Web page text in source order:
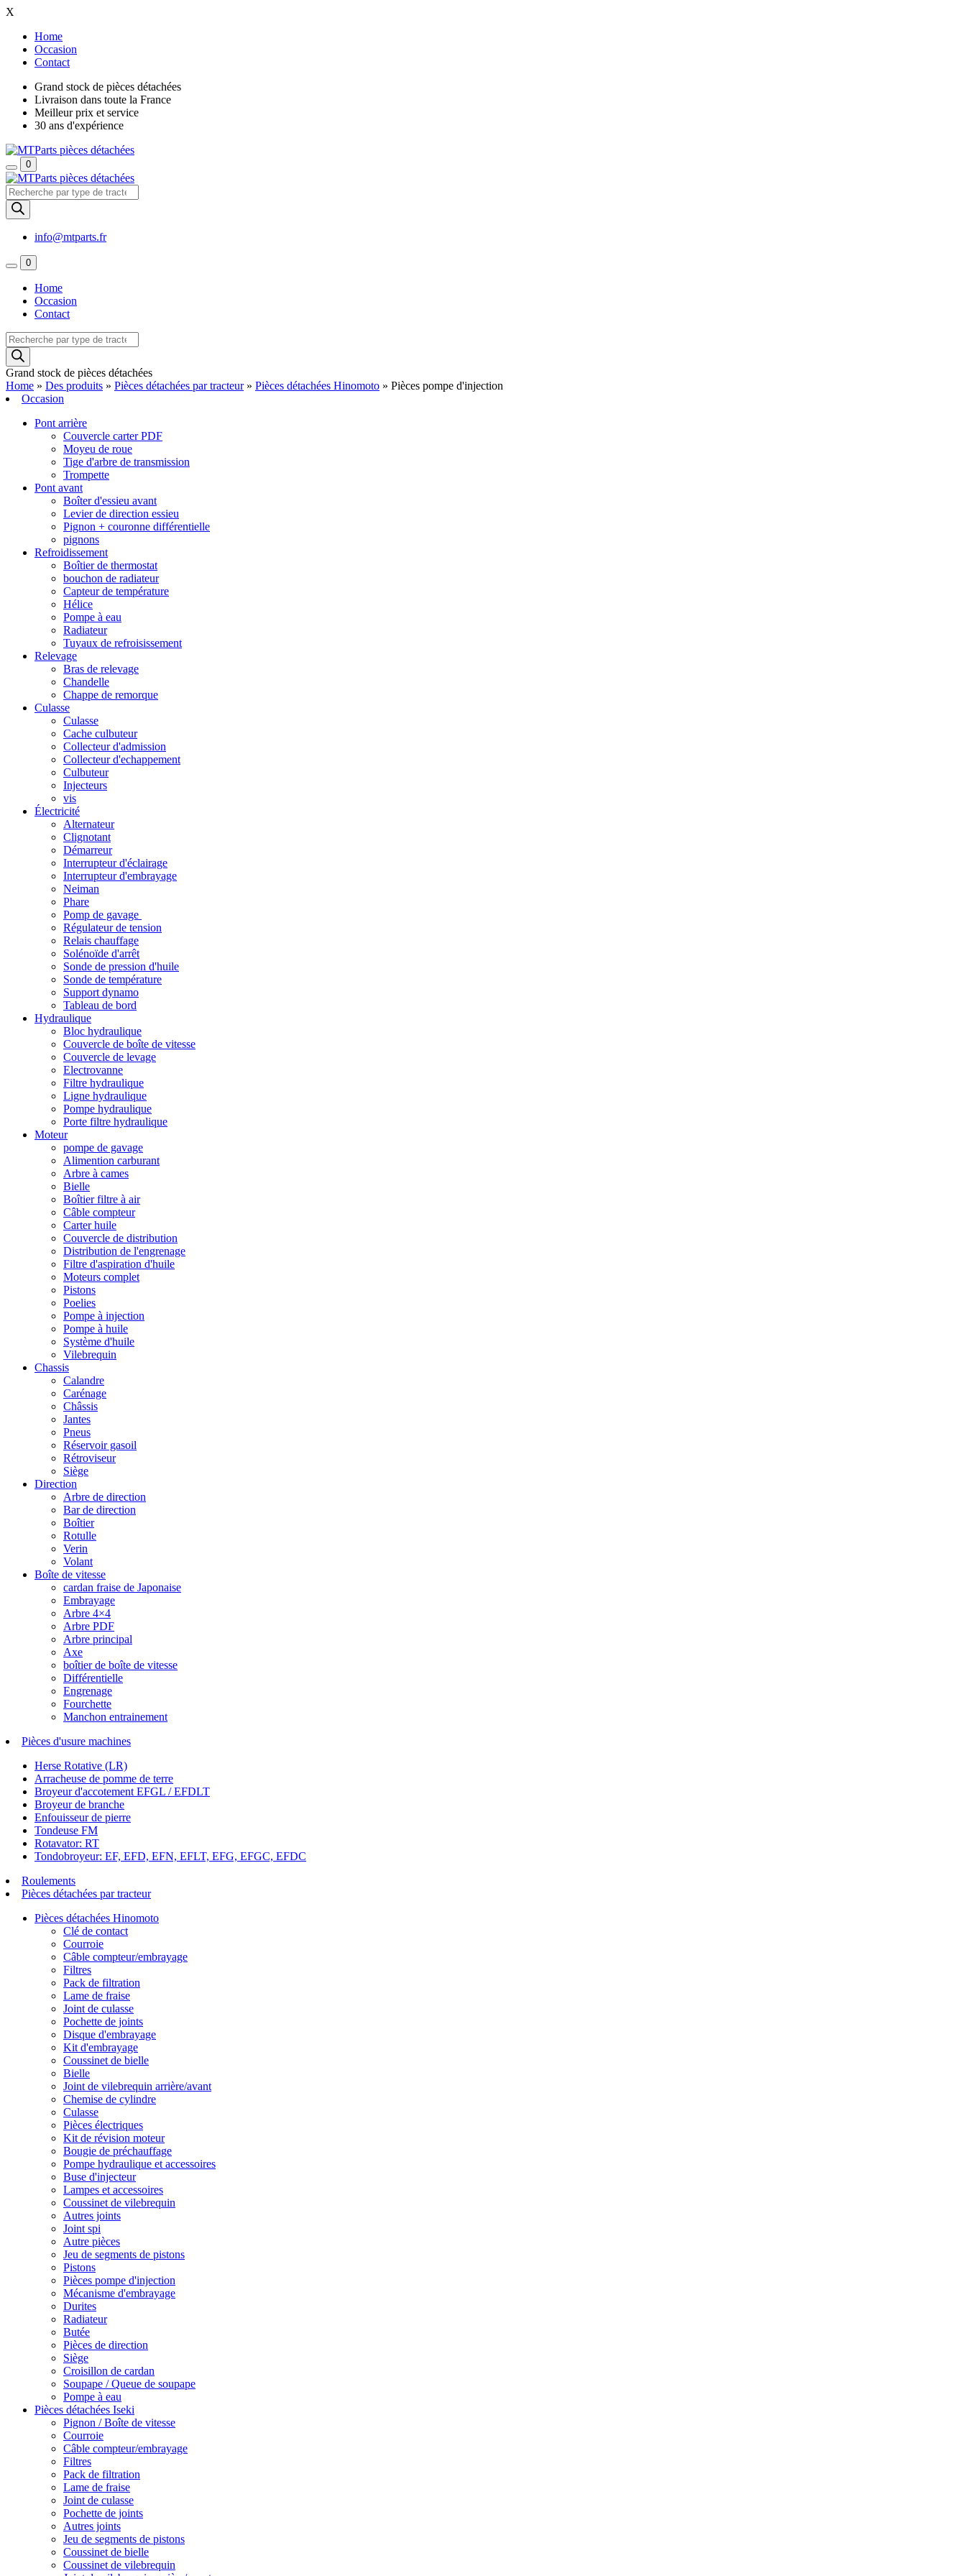
X
Home
Occasion
Contact
Grand stock de pièces détachées
Livraison dans toute la France
Meilleur prix et service
30 ans d'expérience
0
Recherche
de
produits
info@mtparts.fr
0
Home
Occasion
Contact
Recherche
de
produits
Grand stock de pièces détachées
Home » Des produits » Pièces détachées par tracteur» Pièces détachées Hinomoto » Pièces pompe d'injection
Occasion
Pont arrière
Couvercle carter PDF
Moyeu de roue
Tige d'arbre de transmission
Trompette
Pont avant
Boîter d'essieu avant
Levier de direction essieu
Pignon + couronne différentielle
pignons
Refroidissement
Boîtier de thermostat
bouchon de radiateur
Capteur de température
Hélice
Pompe à eau
Radiateur
Tuyaux de refroisissement
Relevage
Bras de relevage
Chandelle
Chappe de remorque
Culasse
Culasse
Cache culbuteur
Collecteur d'admission
Collecteur d'echappement
Culbuteur
Injecteurs
vis
Électricité
Alternateur
Clignotant
Démarreur
Interrupteur d'éclairage
Interrupteur d'embrayage
Neiman
Phare
Pomp de gavage
Régulateur de tension
Relais chauffage
Solénoïde d'arrêt
Sonde de pression d'huile
Sonde de température
Support dynamo
Tableau de bord
Hydraulique
Bloc hydraulique
Couvercle de boîte de vitesse
Couvercle de levage
Electrovanne
Filtre hydraulique
Ligne hydraulique
Pompe hydraulique
Porte filtre hydraulique
Moteur
pompe de gavage
Alimention carburant
Arbre à cames
Bielle
Boîtier filtre à air
Câble compteur
Carter huile
Couvercle de distribution
Distribution de l'engrenage
Filtre d'aspiration d'huile
Moteurs complet
Pistons
Poelies
Pompe à injection
Pompe à huile
Système d'huile
Vilebrequin
Chassis
Calandre
Carénage
Châssis
Jantes
Pneus
Réservoir gasoil
Rétroviseur
Siège
Direction
Arbre de direction
Bar de direction
Boîtier
Rotulle
Verin
Volant
Boîte de vitesse
cardan fraise de Japonaise
Embrayage
Arbre 4×4
Arbre PDF
Arbre principal
Axe
boîtier de boîte de vitesse
Différentielle
Engrenage
Fourchette
Manchon entrainement
Pièces d'usure machines
Herse Rotative (LR)
Arracheuse de pomme de terre
Broyeur d'accotement EFGL / EFDLT
Broyeur de branche
Enfouisseur de pierre
Tondeuse FM
Rotavator: RT
Tondobroyeur: EF, EFD, EFN, EFLT, EFG, EFGC, EFDC
Roulements
Pièces détachées par tracteur
Pièces détachées Hinomoto
Clé de contact
Courroie
Câble compteur/embrayage
Filtres
Pack de filtration
Lame de fraise
Joint de culasse
Pochette de joints
Disque d'embrayage
Kit d'embrayage
Coussinet de bielle
Bielle
Joint de vilebrequin arrière/avant
Chemise de cylindre
Culasse
Pièces électriques
Kit de révision moteur
Bougie de préchauffage
Pompe hydraulique et accessoires
Buse d'injecteur
Lampes et accessoires
Coussinet de vilebrequin
Autres joints
Joint spi
Autre pièces
Jeu de segments de pistons
Pistons
Pièces pompe d'injection
Mécanisme d'embrayage
Durites
Radiateur
Butée
Pièces de direction
Siège
Croisillon de cardan
Soupape / Queue de soupape
Pompe à eau
Pièces détachées Iseki
Pignon / Boîte de vitesse
Courroie
Câble compteur/embrayage
Filtres
Pack de filtration
Lame de fraise
Joint de culasse
Pochette de joints
Autres joints
Jeu de segments de pistons
Coussinet de bielle
Coussinet de vilebrequin